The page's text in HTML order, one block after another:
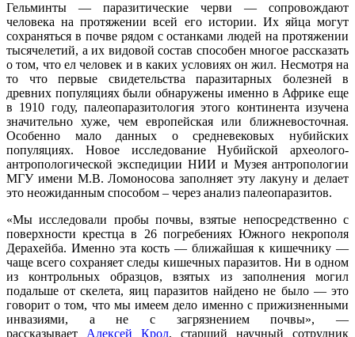
Гельминты — паразитические черви — сопровождают
человека на протяжении всей его истории. Их яйца могут
сохраняться в почве рядом с останками людей на протяжении
тысячелетий, а их видовой состав способен многое рассказать
о том, что ел человек и в каких условиях он жил. Несмотря на
то что первые свидетельства паразитарных болезней в
древних популяциях были обнаружены именно в Африке еще
в 1910 году, палеопаразитология этого континента изучена
значительно хуже, чем европейская или ближневосточная.
Особенно мало данных о средневековых нубийских
популяциях. Новое исследование Нубийской археолого-
антропологической экспедиции НИИ и Музея антропологии
МГУ имени М.В. Ломоносова заполняет эту лакуну и делает
это неожиданным способом – через анализ палеопаразитов.
«Мы исследовали пробы почвы, взятые непосредственно с
поверхности крестца в 26 погребениях Южного некрополя
Дерахейба. Именно эта кость — ближайшая к кишечнику —
чаще всего сохраняет следы кишечных паразитов. Ни в одном
из контрольных образцов, взятых из заполнения могил
подальше от скелета, яиц паразитов найдено не было — это
говорит о том, что мы имеем дело именно с прижизненными
инвазиями, а не с загрязнением почвы», —
рассказывает Алексей Крол, старший научный сотрудник